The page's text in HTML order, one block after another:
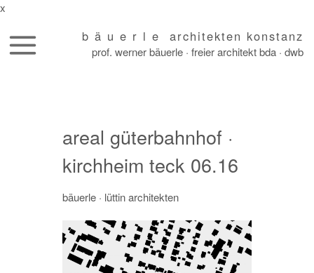
x
b ä u e r l e architekten konstanz
prof. werner bäuerle · freier architekt bda · dwb
areal güterbahnhof ·
kirchheim teck 06.16
bäuerle · lüttin architekten